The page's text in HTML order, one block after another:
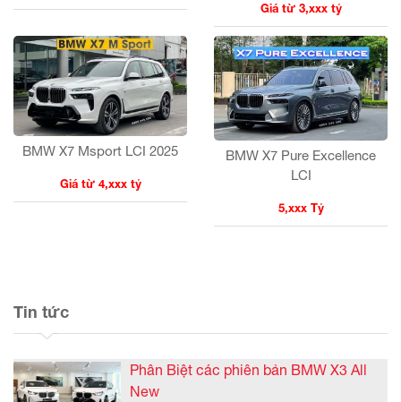
Giá từ 3,xxx tỷ
BMW X7 Msport LCI 2025
Giá từ 4,xxx tỷ
BMW X7 Pure Excellence
LCI
5,xxx Tỷ
Tin tức
Phân Biệt các phiên bản BMW X3 All
New